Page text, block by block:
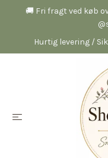
🚚 Fri fragt ved køb
Hurtig levering /